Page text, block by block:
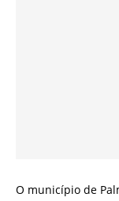
O município de